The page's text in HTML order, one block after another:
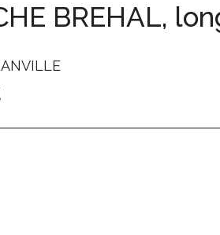
BREHAL,